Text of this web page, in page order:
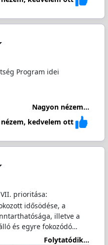
Program idei
Nagyon nézem...
kedvelem ott
prioritása:
idősödése, a
illetve a
és egyre fokozódó…
Folytatódik...